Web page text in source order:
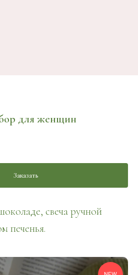
для женщин
Заказать
свеча ручной
печенья.